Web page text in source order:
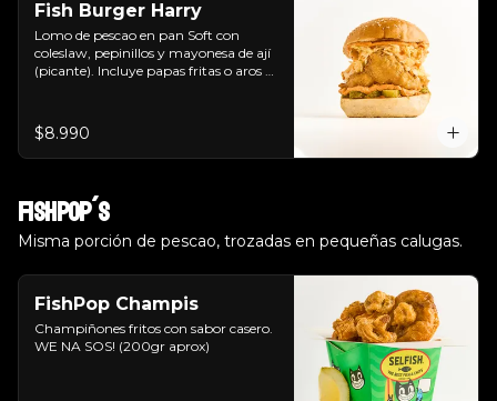
Fish Burger Harry
Lomo de pescao en pan Soft con
coleslaw, pepinillos y mayonesa de ají
(picante). Incluye papas fritas o aros de
$8.990
FishPop´s
Misma porción de pescao, trozadas en pequeñas calugas.
FishPop Champis
Champiñones fritos con sabor casero.
WE NA SOS! (200gr aprox)